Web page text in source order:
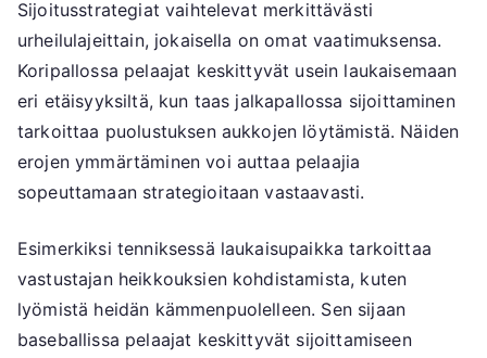
Sijoitusstrategiat vaihtelevat merkittävästi
urheilulajeittain, jokaisella on omat vaatimuksensa.
Koripallossa pelaajat keskittyvät usein laukaisemaan
eri etäisyyksiltä, kun taas jalkapallossa sijoittaminen
tarkoittaa puolustuksen aukkojen löytämistä. Näiden
erojen ymmärtäminen voi auttaa pelaajia
sopeuttamaan strategioitaan vastaavasti.
Esimerkiksi tenniksessä laukaisupaikka tarkoittaa
vastustajan heikkouksien kohdistamista, kuten
lyömistä heidän kämmenpuolelleen. Sen sijaan
baseballissa pelaajat keskittyvät sijoittamiseen